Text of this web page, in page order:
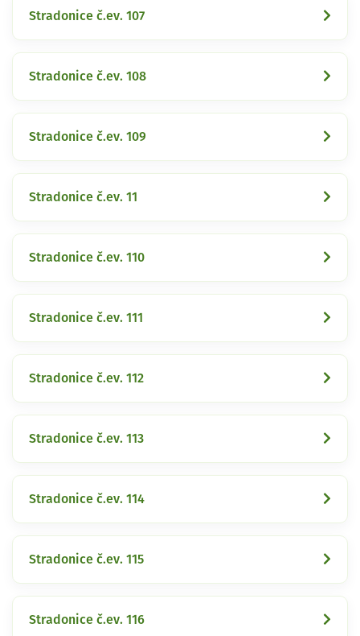
Stradonice č.ev. 107
Stradonice č.ev. 108
Stradonice č.ev. 109
Stradonice č.ev. 11
Stradonice č.ev. 110
Stradonice č.ev. 111
Stradonice č.ev. 112
Stradonice č.ev. 113
Stradonice č.ev. 114
Stradonice č.ev. 115
Stradonice č.ev. 116